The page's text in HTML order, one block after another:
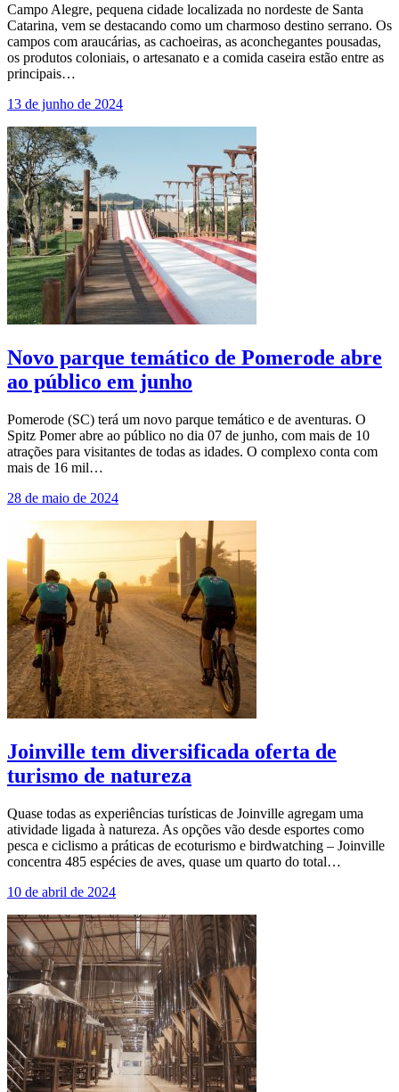
Campo Alegre, pequena cidade localizada no nordeste de Santa
Catarina, vem se destacando como um charmoso destino serrano. Os
campos com araucárias, as cachoeiras, as aconchegantes pousadas,
os produtos coloniais, o artesanato e a comida caseira estão entre as
principais…
13 de junho de 2024
Novo parque temático de Pomerode abre
ao público em junho
Pomerode (SC) terá um novo parque temático e de aventuras. O
Spitz Pomer abre ao público no dia 07 de junho, com mais de 10
atrações para visitantes de todas as idades. O complexo conta com
mais de 16 mil…
28 de maio de 2024
Joinville tem diversificada oferta de
turismo de natureza
Quase todas as experiências turísticas de Joinville agregam uma
atividade ligada à natureza. As opções vão desde esportes como
pesca e ciclismo a práticas de ecoturismo e birdwatching – Joinville
concentra 485 espécies de aves, quase um quarto do total…
10 de abril de 2024